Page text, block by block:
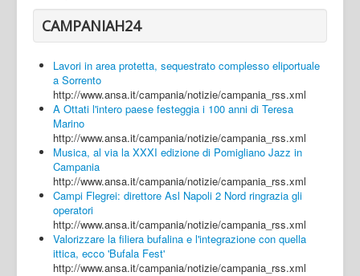
CAMPANIAH24
Lavori in area protetta, sequestrato complesso eliportuale
a Sorrento
http://www.ansa.it/campania/notizie/campania_rss.xml
A Ottati l'intero paese festeggia i 100 anni di Teresa
Marino
http://www.ansa.it/campania/notizie/campania_rss.xml
Musica, al via la XXXI edizione di Pomigliano Jazz in
Campania
http://www.ansa.it/campania/notizie/campania_rss.xml
Campi Flegrei: direttore Asl Napoli 2 Nord ringrazia gli
operatori
http://www.ansa.it/campania/notizie/campania_rss.xml
Valorizzare la filiera bufalina e l'integrazione con quella
ittica, ecco 'Bufala Fest'
http://www.ansa.it/campania/notizie/campania_rss.xml